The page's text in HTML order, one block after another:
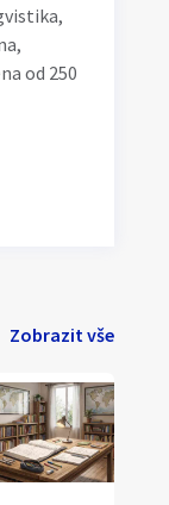
od 250
Zobrazit vše